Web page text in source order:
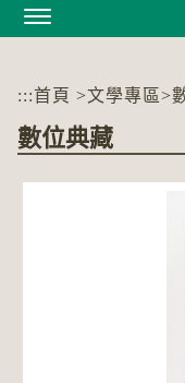
:::首頁 >文學專區>
數位典藏